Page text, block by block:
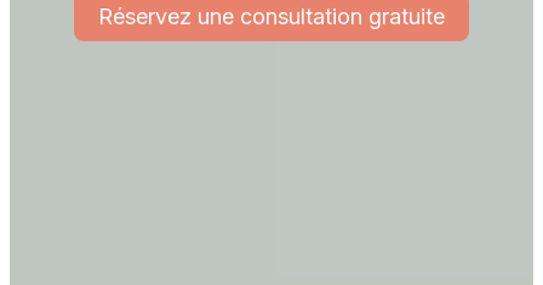
Réservez une consultation gratuite